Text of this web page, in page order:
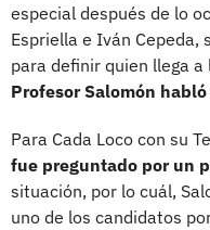
especial después de lo
Espriella e Iván Cepeda,
para definir quien llega a
Profesor Salomón
Para Cada Loco con su
fue preguntado por un
situación, por lo cuál,
uno de los candidatos